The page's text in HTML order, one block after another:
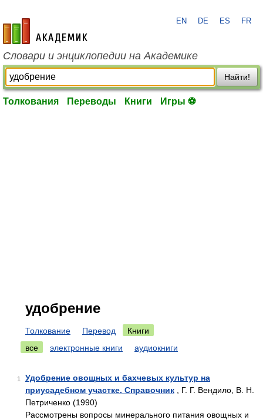
academic.ru
EN DE ES FR
Словари и энциклопедии на Академике
Найти!
Толкования Переводы Книги Игры ⚽
удобрение
Толкование Перевод
Книги
все
электронные книги аудиокниги
1
Удобрение овощных и бахчевых культур на
приусадебном участке. Справочник , Г. Г. Вендило, В. Н.
Петриченко (1990)
Рассмотрены вопросы минерального питания овощных и